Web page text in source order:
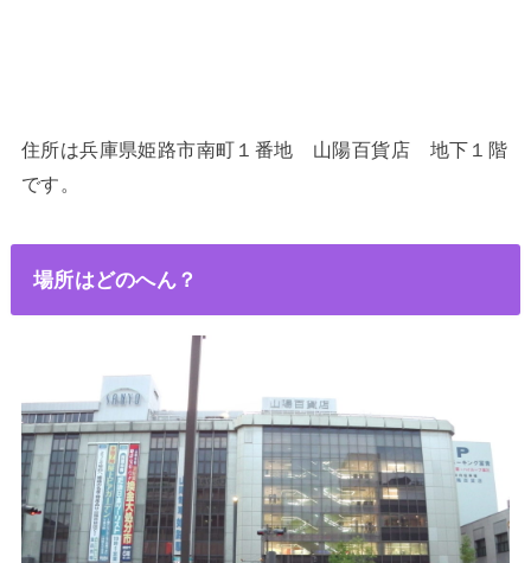
住所は兵庫県姫路市南町１番地 山陽百貨店 地下１階
です。
場所はどのへん？